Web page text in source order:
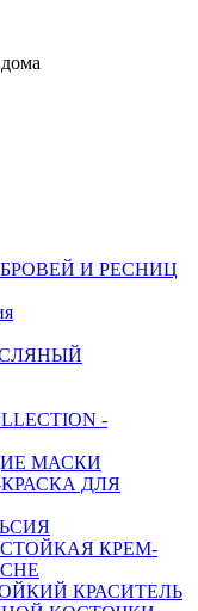
БРОВЕЙ И РЕСНИЦ
-
МАСКИ
ДЛЯ
СТОЙКАЯ КРЕМ-
КРАСИТЕЛЬ